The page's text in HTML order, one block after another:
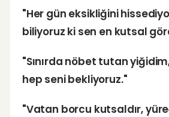
"Her gün eksikliğini
biliyoruz ki sen en kutsal
"Sınırda nöbet tutan
hep seni bekliyoruz."
"Vatan borcu kutsaldır,